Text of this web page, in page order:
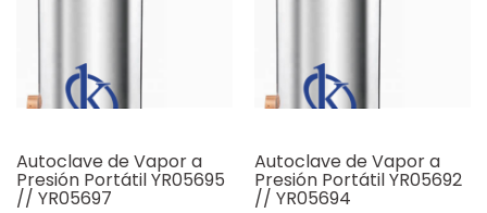
Autoclave de Vapor a
Presión Portátil YR05695
// YR05697
Autoclave de Vapor a
Presión Portátil YR05692
// YR05694